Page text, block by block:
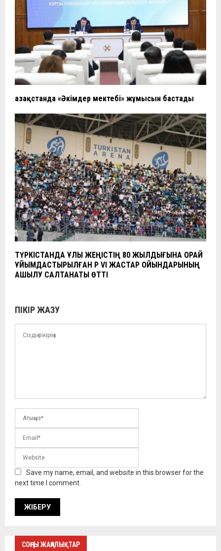
Қазақстанда «Әкімдер мектебі» жұмысын бастады
ТҮРКІСТАНДА ҰЛЫ ЖЕҢІСТІҢ 80 ЖЫЛДЫҒЫНА ОРАЙ
ҰЙЫМДАСТЫРЫЛҒАН ҚР VI ЖАСТАР ОЙЫНДАРЫНЫҢ
АШЫЛУ САЛТАНАТЫ ӨТТІ
ПІКІР ЖАЗУ
Save my name, email, and website in this browser for the
next time I comment.
СОҢҒЫ ЖАҢАЛЫҚТАР